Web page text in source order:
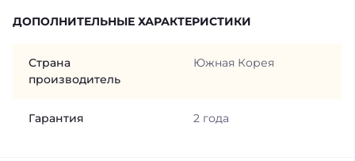
ДОПОЛНИТЕЛЬНЫЕ ХАРАКТЕРИСТИКИ
Страна
производитель
Южная Корея
Гарантия 2 года